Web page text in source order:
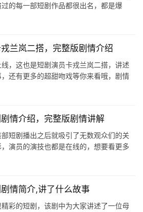
的每一部短剧作品都很出名，都是爆
兰岚二搭，完整版剧情介绍
，这也是短剧演员卡戎兰岚二搭，讲述
还有更多的超甜吻戏等你来看哦，剧情
情介绍，完整版剧情讲解
短剧播出之后就吸引了无数观众们的关
演员的演技也都是在线的，想要看更多
剧情简介,讲了什么故事
精彩的短剧，该剧中为大家讲述了一位母